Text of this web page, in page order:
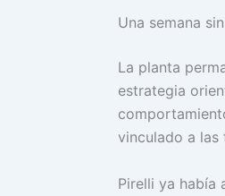
Una semana
La planta
estrategia
vinculado a las
Pirelli ya había